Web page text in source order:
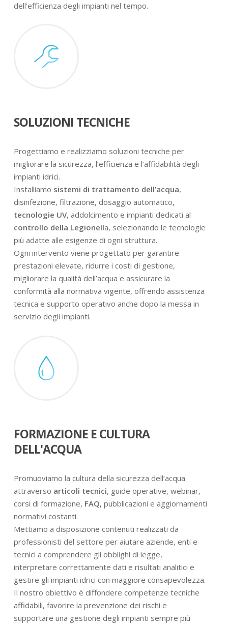
dell’efficienza degli impianti nel tempo.
SOLUZIONI TECNICHE
Progettiamo e realizziamo soluzioni tecniche per
migliorare la sicurezza, l’efficienza e l’affidabilità degli
impianti idrici.
Installiamo sistemi di trattamento dell’acqua,
disinfezione, filtrazione, dosaggio automatico,
tecnologie UV, addolcimento e impianti dedicati al
controllo della Legionella, selezionando le tecnologie
più adatte alle esigenze di ogni struttura.
Ogni intervento viene progettato per garantire
prestazioni elevate, ridurre i costi di gestione,
migliorare la qualità dell’acqua e assicurare la
conformità alla normativa vigente, offrendo assistenza
tecnica e supporto operativo anche dopo la messa in
servizio degli impianti.
FORMAZIONE E CULTURA
DELL'ACQUA
Promuoviamo la cultura della sicurezza dell’acqua
attraverso articoli tecnici, guide operative, webinar,
corsi di formazione, FAQ, pubblicazioni e aggiornamenti
normativi costanti.
Mettiamo a disposizione contenuti realizzati da
professionisti del settore per aiutare aziende, enti e
tecnici a comprendere gli obblighi di legge,
interpretare correttamente dati e risultati analitici e
gestire gli impianti idrici con maggiore consapevolezza.
Il nostro obiettivo è diffondere competenze tecniche
affidabili, favorire la prevenzione dei rischi e
supportare una gestione degli impianti sempre più